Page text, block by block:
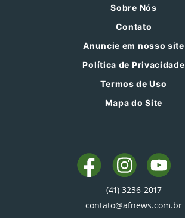
Sobre Nós
Contato
Anuncie em nosso site
Política de Privacidade
Termos de Uso
Mapa do Site
(41) 3236-2017
contato@afnews.com.br